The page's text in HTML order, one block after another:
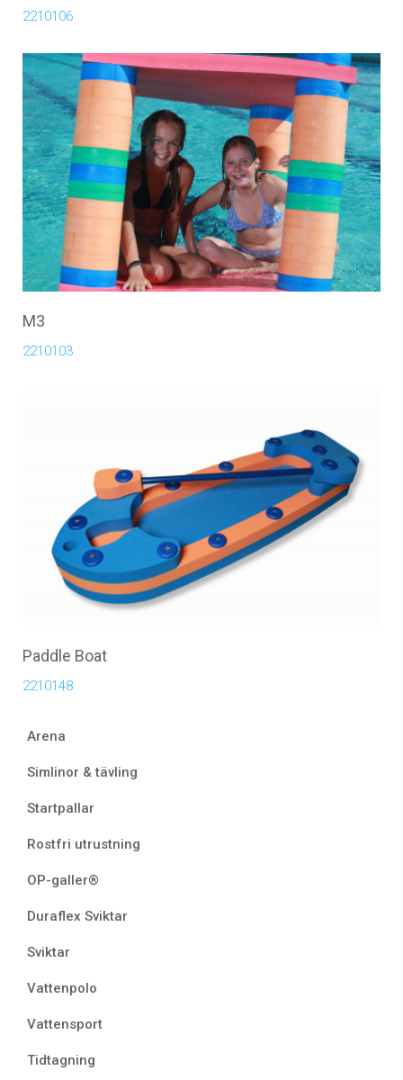
2210106
M3
2210103
Paddle Boat
2210148
Arena
Simlinor & tävling
Startpallar
Rostfri utrustning
OP-galler®
Duraflex Sviktar
Sviktar
Vattenpolo
Vattensport
Tidtagning